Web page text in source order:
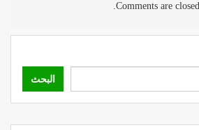
Comments are closed.
البحث